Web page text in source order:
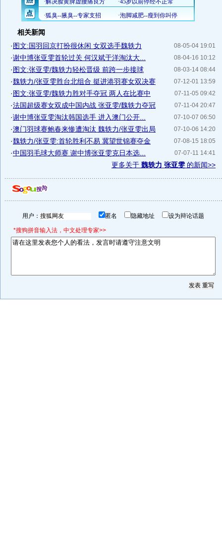
相关新闻
08-05-04 19:01
·图文:国羽回京打扮很休闲 女双选手魏轶力
08-04-16 10:12
·谢中博张亚雯首轮过关 何汉斌于洋淘汰大...
08-03-14 08:44
·图文:张亚雯/魏轶力轻松晋级 前跨一步接球
07-12-01 13:59
·魏轶力/张亚雯胜台北组合 挺进港羽赛女双决赛
07-11-05 09:42
·图文:张亚雯/魏轶力胜对手夺冠 两人在比赛中
07-11-04 20:47
·法国超级赛女双成中国内战 张亚雯/魏轶力夺冠
07-10-07 06:50
·谢中博张亚雯淘汰韩国选手 进入澳门公开...
07-10-06 14:20
·澳门羽球赛鲍春来惨遭淘汰 魏轶力/张亚雯出局
07-08-15 18:05
·魏轶力/张亚雯:首轮胜利不易 冀望世锦赛夺金
07-07-11 14:41
·中国羽毛球大师赛 谢中博张亚雯克日本选...
更多关于 魏轶力 张亚雯 的新闻>>
用户： 匿名 隐藏地址 设为辩论话题
*搜狗拼音输入法，中文处理专家>>